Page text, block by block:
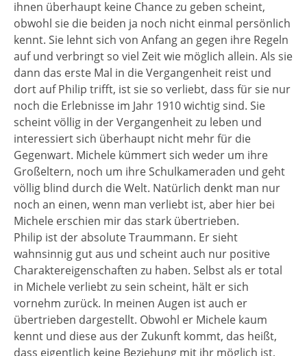
ihnen überhaupt keine Chance zu geben scheint,
obwohl sie die beiden ja noch nicht einmal persönlich
kennt. Sie lehnt sich von Anfang an gegen ihre Regeln
auf und verbringt so viel Zeit wie möglich allein. Als sie
dann das erste Mal in die Vergangenheit reist und
dort auf Philip trifft, ist sie so verliebt, dass für sie nur
noch die Erlebnisse im Jahr 1910 wichtig sind. Sie
scheint völlig in der Vergangenheit zu leben und
interessiert sich überhaupt nicht mehr für die
Gegenwart. Michele kümmert sich weder um ihre
Großeltern, noch um ihre Schulkameraden und geht
völlig blind durch die Welt. Natürlich denkt man nur
noch an einen, wenn man verliebt ist, aber hier bei
Michele erschien mir das stark übertrieben.
Philip ist der absolute Traummann. Er sieht
wahnsinnig gut aus und scheint auch nur positive
Charaktereigenschaften zu haben. Selbst als er total
in Michele verliebt zu sein scheint, hält er sich
vornehm zurück. In meinen Augen ist auch er
übertrieben dargestellt. Obwohl er Michele kaum
kennt und diese aus der Zukunft kommt, das heißt,
dass eigentlich keine Beziehung mit ihr möglich ist,